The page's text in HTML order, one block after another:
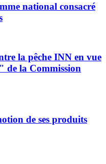
national consacré
la pêche INN en vue
de la Commission
de ses produits